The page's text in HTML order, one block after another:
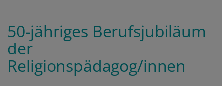
50-jähriges Berufsjubiläum
der
Religionspädagog/innen